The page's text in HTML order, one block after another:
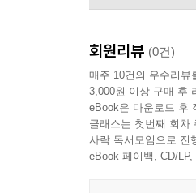
회원리뷰 (0건)
매주 10건의 우수리뷰
3,000원 이상 구매 후
eBook은 다운로드 후
클래스는 첫번째 회차
사락 독서모임으로 진
eBook 페이백, CD/